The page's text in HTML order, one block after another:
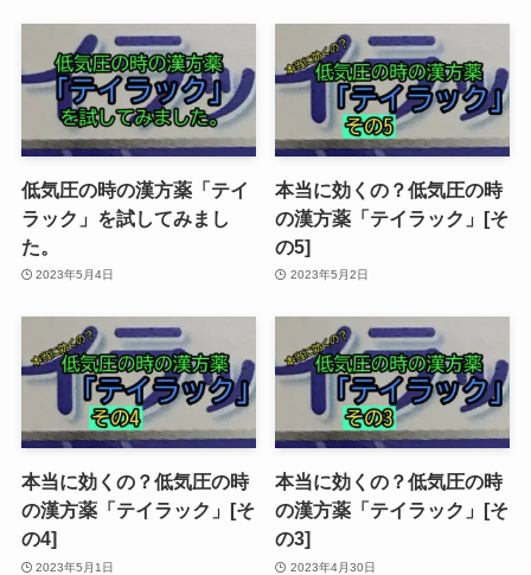
低気圧の時の漢方薬「テイ
ラック」を試してみまし
た。
2023年5月4日
本当に効くの？低気圧の時
の漢方薬「テイラック」[そ
の5]
2023年5月2日
本当に効くの？低気圧の時
の漢方薬「テイラック」[そ
の4]
2023年5月1日
本当に効くの？低気圧の時
の漢方薬「テイラック」[そ
の3]
2023年4月30日